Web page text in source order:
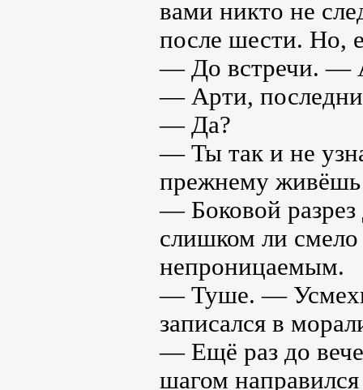
вами никто не
после шести. Но,
— До встречи. —
— Арти,
— Да?
— Ты так и не
прежнему живёшь
— Боковой
слишком ли
непроницаемым.
— Туше. —
записался в
— Ещё раз до
шагом